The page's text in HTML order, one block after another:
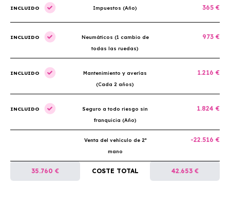
INCLUIDO Impuestos (Año) 365 €
INCLUIDO
Neumáticos (1 cambio de
todas las ruedas)
973 €
INCLUIDO
Mantenimiento y averías
(Cada 2 años)
1.216 €
INCLUIDO
Seguro a todo riesgo sin
franquicia (Año)
1.824 €
Venta del vehículo de 2ª
mano
-22.516 €
35.760 € COSTE TOTAL 42.653 €